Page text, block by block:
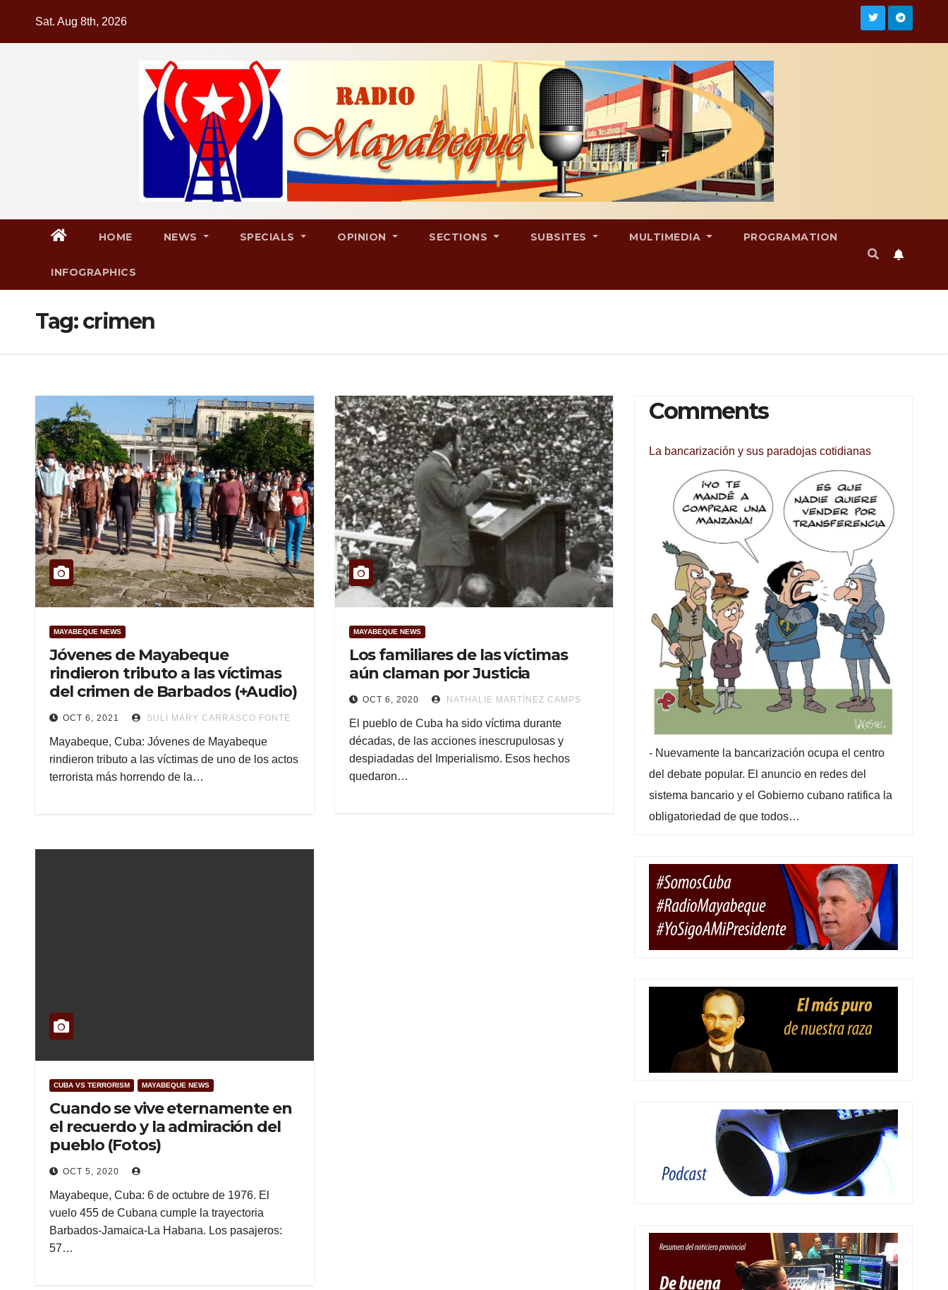
Sat. Aug 8th, 2026
HOME NEWS SPECIALS OPINION SECTIONS SUBSITES MULTIMEDIA PROGRAMATION
INFOGRAPHICS
Tag:crimen
MAYABEQUE NEWS
Jóvenes de Mayabeque
rindieron tributo a las víctimas
del crimen de Barbados (+Audio)
OCT 6, 2021 SULI MARY CARRASCO FONTE
Mayabeque, Cuba: Jóvenes de Mayabeque
rindieron tributo a las víctimas de uno de los actos
terrorista más horrendo de la…
MAYABEQUE NEWS
Los familiares de las víctimas
aún claman por Justicia
OCT 6, 2020 NATHALIE MARTÍNEZ CAMPS
El pueblo de Cuba ha sido víctima durante
décadas, de las acciones inescrupulosas y
despiadadas del Imperialismo. Esos hechos
quedaron…
CUBA VS TERRORISM MAYABEQUE NEWS
Cuando se vive eternamente en
el recuerdo y la admiración del
pueblo (Fotos)
OCT 5, 2020
Mayabeque, Cuba: 6 de octubre de 1976. El
vuelo 455 de Cubana cumple la trayectoria
Barbados-Jamaica-La Habana. Los pasajeros:
57…
Comments
La bancarización y sus paradojas cotidianas
- Nuevamente la bancarización ocupa el centro
del debate popular. El anuncio en redes del
sistema bancario y el Gobierno cubano ratifica la
obligatoriedad de que todos…